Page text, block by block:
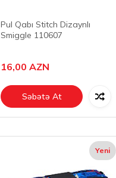
Pul Qabı Stitch Dizaynlı
Smiggle 110607
16,00 AZN
Səbətə At
Yeni